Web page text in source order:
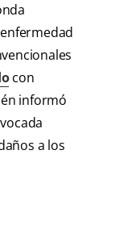
con
informó
a los